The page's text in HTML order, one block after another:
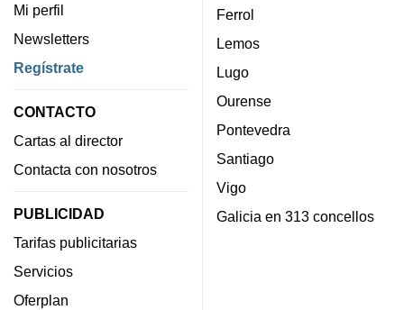
Mi perfil
Newsletters
Regístrate
CONTACTO
Cartas al director
Contacta con nosotros
PUBLICIDAD
Tarifas publicitarias
Servicios
Oferplan
Ferrol
Lemos
Lugo
Ourense
Pontevedra
Santiago
Vigo
Galicia en 313 concellos